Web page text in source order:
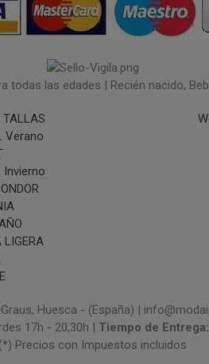
las edades | Recién nacido,
TALLAS
Verano
Invierno
LIGERA
Huesca - (España) |
17h - 20,30h | Tiempo de Entrega:
(*) Precios con Impuestos incluidos